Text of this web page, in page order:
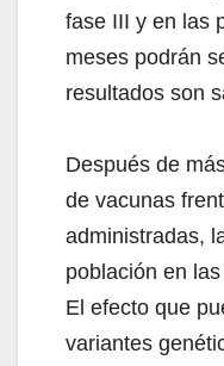
fase III y en las
meses podrán
resultados son
Después de
de vacunas
administradas,
población en
El efecto que
variantes